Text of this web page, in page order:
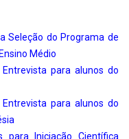
Seleção do Programa de
Médio
para alunos do
para alunos do
para Iniciação Científica